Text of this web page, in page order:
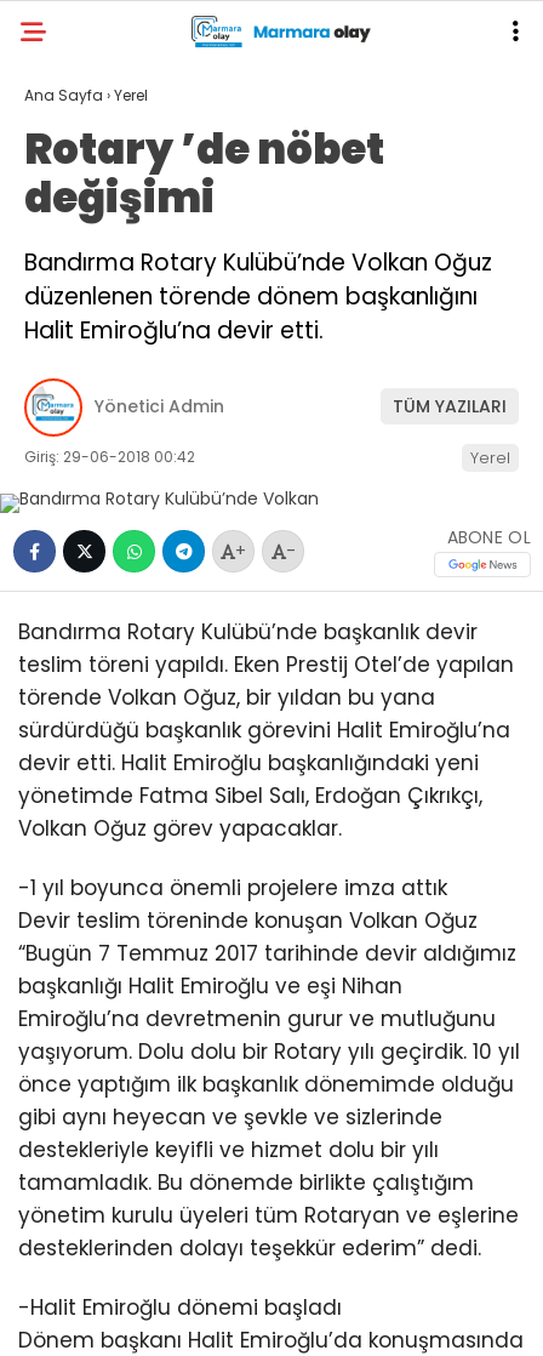
Ana Sayfa ›Yerel
Rotary ’de nöbet
değişimi
Bandırma Rotary Kulübü’nde Volkan Oğuz
düzenlenen törende dönem başkanlığını
Halit Emiroğlu’na devir etti.
Yönetici Admin TÜM YAZILARI
Giriş: 29-06-2018 00:42 Yerel
+ -
ABONE OL
Bandırma Rotary Kulübü’nde başkanlık devir
teslim töreni yapıldı. Eken Prestij Otel’de yapılan
törende Volkan Oğuz, bir yıldan bu yana
sürdürdüğü başkanlık görevini Halit Emiroğlu’na
devir etti. Halit Emiroğlu başkanlığındaki yeni
yönetimde Fatma Sibel Salı, Erdoğan Çıkrıkçı,
Volkan Oğuz görev yapacaklar.
-1 yıl boyunca önemli projelere imza attık
Devir teslim töreninde konuşan Volkan Oğuz
“Bugün 7 Temmuz 2017 tarihinde devir aldığımız
başkanlığı Halit Emiroğlu ve eşi Nihan
Emiroğlu’na devretmenin gurur ve mutluğunu
yaşıyorum. Dolu dolu bir Rotary yılı geçirdik. 10 yıl
önce yaptığım ilk başkanlık dönemimde olduğu
gibi aynı heyecan ve şevkle ve sizlerinde
destekleriyle keyifli ve hizmet dolu bir yılı
tamamladık. Bu dönemde birlikte çalıştığım
yönetim kurulu üyeleri tüm Rotaryan ve eşlerine
desteklerinden dolayı teşekkür ederim” dedi.
-Halit Emiroğlu dönemi başladı
Dönem başkanı Halit Emiroğlu’da konuşmasında